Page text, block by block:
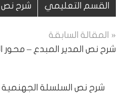
القسم التعليمي شرح نص char7nas 9eme
تصفّح
المقالات
المقالة السابقة
شرح نص المدير المبدع –
شرح نص السلسلة